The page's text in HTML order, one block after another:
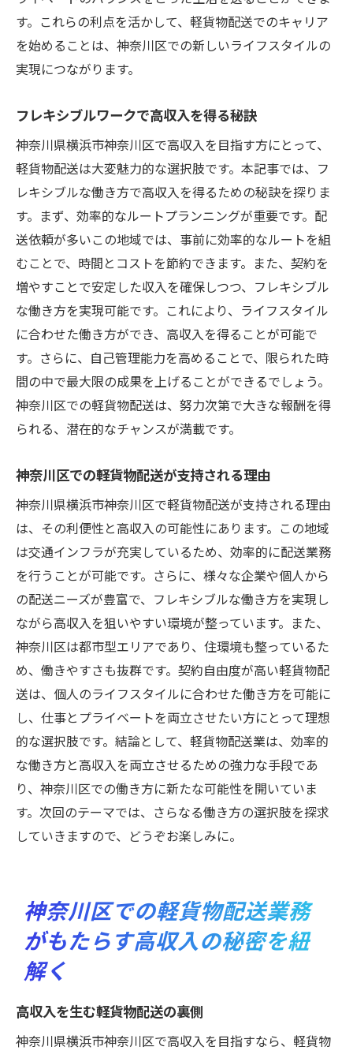
す。これらの利点を活かして、軽貨物配送でのキャリア
を始めることは、神奈川区での新しいライフスタイルの
実現につながります。
フレキシブルワークで高収入を得る秘訣
神奈川県横浜市神奈川区で高収入を目指す方にとって、
軽貨物配送は大変魅力的な選択肢です。本記事では、フ
レキシブルな働き方で高収入を得るための秘訣を探りま
す。まず、効率的なルートプランニングが重要です。配
送依頼が多いこの地域では、事前に効率的なルートを組
むことで、時間とコストを節約できます。また、契約を
増やすことで安定した収入を確保しつつ、フレキシブル
な働き方を実現可能です。これにより、ライフスタイル
に合わせた働き方ができ、高収入を得ることが可能で
す。さらに、自己管理能力を高めることで、限られた時
間の中で最大限の成果を上げることができるでしょう。
神奈川区での軽貨物配送は、努力次第で大きな報酬を得
られる、潜在的なチャンスが満載です。
神奈川区での軽貨物配送が支持される理由
神奈川県横浜市神奈川区で軽貨物配送が支持される理由
は、その利便性と高収入の可能性にあります。この地域
は交通インフラが充実しているため、効率的に配送業務
を行うことが可能です。さらに、様々な企業や個人から
の配送ニーズが豊富で、フレキシブルな働き方を実現し
ながら高収入を狙いやすい環境が整っています。また、
神奈川区は都市型エリアであり、住環境も整っているた
め、働きやすさも抜群です。契約自由度が高い軽貨物配
送は、個人のライフスタイルに合わせた働き方を可能に
し、仕事とプライベートを両立させたい方にとって理想
的な選択肢です。結論として、軽貨物配送業は、効率的
な働き方と高収入を両立させるための強力な手段であ
り、神奈川区での働き方に新たな可能性を開いていま
す。次回のテーマでは、さらなる働き方の選択肢を探求
していきますので、どうぞお楽しみに。
神奈川区での軽貨物配送業務
がもたらす高収入の秘密を紐
解く
高収入を生む軽貨物配送の裏側
神奈川県横浜市神奈川区で高収入を目指すなら、軽貨物